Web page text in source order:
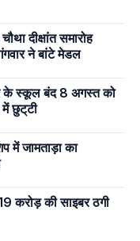
दीक्षांत समारोह
ने बांटे मेडल
के स्कूल बंद 8 अगस्त को
में छुट्‌टी
में जामताड़ा का
करोड़ की साइबर ठगी